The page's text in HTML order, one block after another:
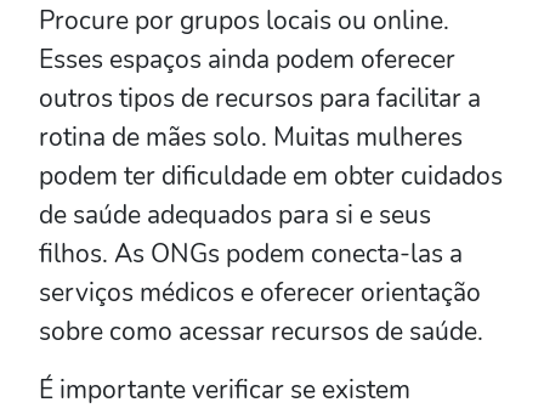
Procure por grupos locais ou online.
Esses espaços ainda podem oferecer
outros tipos de recursos para facilitar a
rotina de mães solo. Muitas mulheres
podem ter dificuldade em obter cuidados
de saúde adequados para si e seus
filhos. As ONGs podem conecta-las a
serviços médicos e oferecer orientação
sobre como acessar recursos de saúde.
É importante verificar se existem